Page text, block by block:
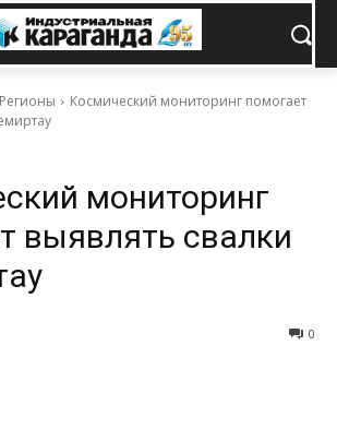
Регионы
Космический мониторинг помогает
мониторинг
выявлять свалки
0